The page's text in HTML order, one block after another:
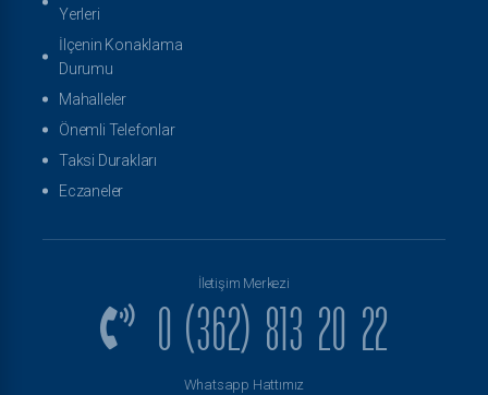
Yerleri
İlçenin Konaklama
Durumu
Mahalleler
Önemli Telefonlar
Taksi Durakları
Eczaneler
İletişim Merkezi
0 (362) 813 20 22
Whatsapp Hattımız